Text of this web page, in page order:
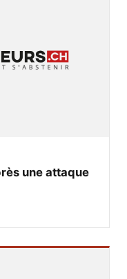
une attaque